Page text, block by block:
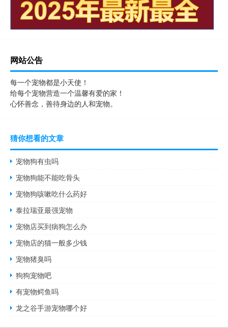
网站公告
每一个宠物都是小天使！
给每个宠物营造一个温馨有爱的家！
心怀善念，善待身边的人和宠物。
猜你想看的文章
宠物狗有虫吗
宠物狗能不能吃骨头
宠物狗咳嗽吃什么药好
泰拉瑞亚最强宠物
宠物店买到病狗怎么办
宠物店的猫一般多少钱
宠物猪臭吗
狗狗宠物吧
有宠物鳄鱼吗
龙之谷手游宠物哪个好